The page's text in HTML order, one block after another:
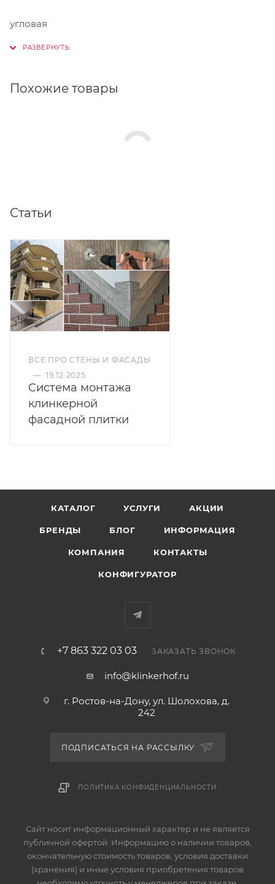
угловая
Похожие товары
Статьи
ВСЕ ПРО СТЕНЫ И ФАСАДЫ
— 19.12.2025
Cистема монтажа
клинкерной
фасадной плитки
КАТАЛОГ УСЛУГИ АКЦИИ
БРЕНДЫ БЛОГ ИНФОРМАЦИЯ
КОМПАНИЯ КОНТАКТЫ
КОНФИГУРАТОР
+7 863 322 03 03 ЗАКАЗАТЬ ЗВОНОК
info@klinkerhof.ru
г. Ростов-на-Дону, ул. Шолохова, д.
242
ПОДПИСАТЬСЯ НА РАССЫЛКУ
ПОЛИТИКА КОНФИДЕНЦИАЛЬНОСТИ
Сайт носит информационный характер и не является
публичной офертой. Информацию о наличии товаров,
окончательную стоимость товаров, условия доставки
(хранения) и иные условия приобретения товаров